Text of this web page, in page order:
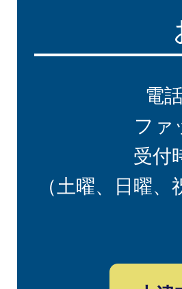
電
ファ
受付
（土曜、日曜